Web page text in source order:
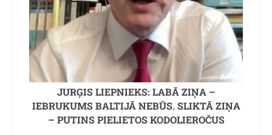
JURĢIS LIEPNIEKS: LABĀ ZIŅA –
IEBRUKUMS BALTIJĀ NEBŪS. SLIKTĀ ZIŅA
– PUTINS PIELIETOS KODOLIEROČUS